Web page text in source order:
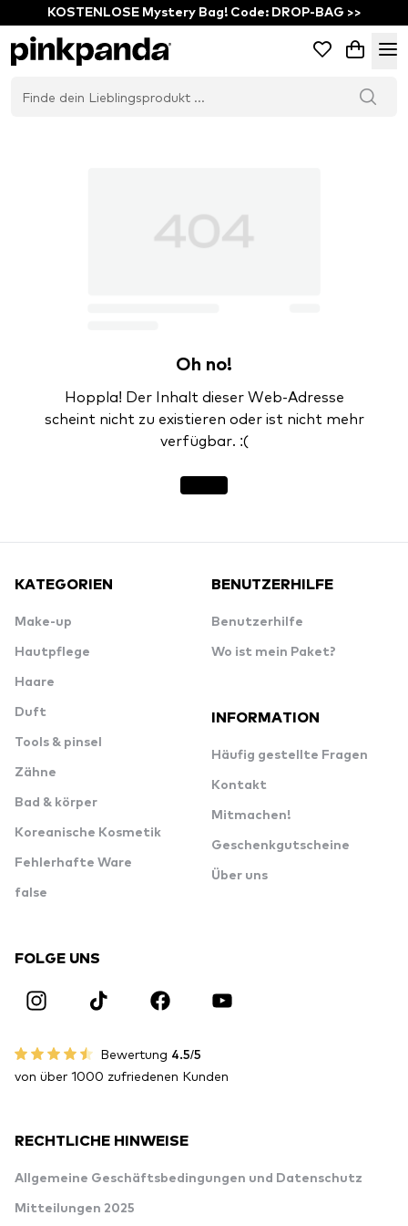
KOSTENLOSE Mystery Bag! Code: DROP-BAG >>
Oh no!
Hoppla! Der Inhalt dieser Web-Adresse
scheint nicht zu existieren oder ist nicht mehr
verfügbar. :(
KATEGORIEN
Make-up
Hautpflege
Haare
Duft
Tools & pinsel
Zähne
Bad & körper
Koreanische Kosmetik
Fehlerhafte Ware
false
BENUTZERHILFE
Benutzerhilfe
Wo ist mein Paket?
INFORMATION
Häufig gestellte Fragen
Kontakt
Mitmachen!
Geschenkgutscheine
Über uns
FOLGE UNS
Bewertung 4.5/5
von über 1000 zufriedenen Kunden
RECHTLICHE HINWEISE
Allgemeine Geschäftsbedingungen und Datenschutz
Mitteilungen 2025